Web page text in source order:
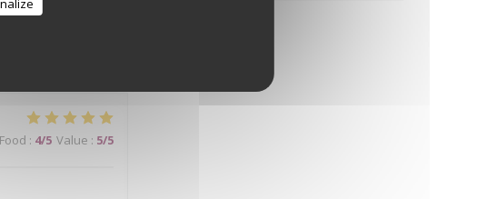
Food : 4/5 Value : 5/5